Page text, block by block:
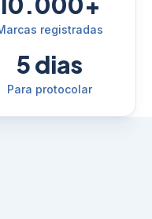
registradas
5 dias
Para protocolar